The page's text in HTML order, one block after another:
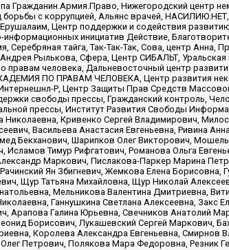
Гражданин.Армия.Право, Нижегородский центр
борьбы с коррупцией, Альянс врачей,
Центр поддержки и содействия
информационных инициатив Действие,
Серебряная тайга, Так-Так-Так, Сова, центр
Рылькова, Сфера, Центр СИБАЛЬТ,
правам человека, Дальневосточный центр
ПО ПРАВАМ ЧЕЛОВЕКА, Центр развития
Р, Центр Защиты Прав Средств
свободы прессы, Гражданский контроль,
прессы, Институт Развития Свободы
Николаевна, Кривенко Сергей Владимирович,
Васильева Анастасия Евгеньевна, Ривина
Бекханович, Шарипков Олег Викторович,
Исламов Тимур Рифгатович, Романова Ольга
Маркович, Пислакова-Паркер Марина
Ян Збигневич, Жемкова Елена
Щур Татьяна Михайловна, Щур Николай
Мельникова Валентина Дмитриевна,
Ганнушкина Светлана Алексеевна,
Арапова Галина Юрьевна, Свечников Анатолий
Борисович, Лукашевский Сергей Маркович,
Королева Александра Евгеньевна,
Петрович, Полякова Мара Федоровна, Резник